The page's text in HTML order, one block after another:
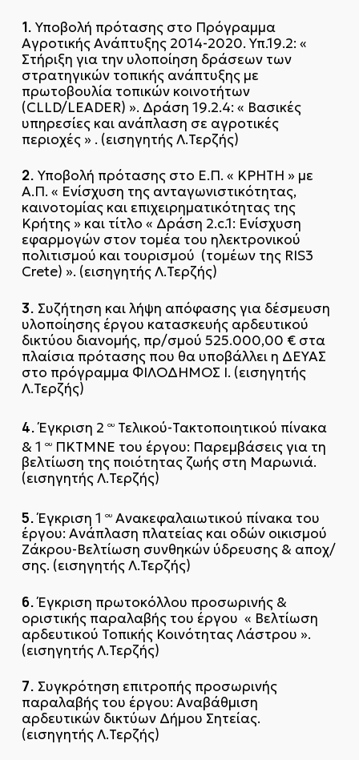
1. Υποβολή πρότασης στο Πρόγραμμα
Αγροτικής Ανάπτυξης 2014-2020. Υπ.19.2: «
Στήριξη για την υλοποίηση δράσεων των
στρατηγικών τοπικής ανάπτυξης με
πρωτοβουλία τοπικών κοινοτήτων
(CLLD/LEADER) ». Δράση 19.2.4: « Βασικές
υπηρεσίες και ανάπλαση σε αγροτικές
περιοχές » . (εισηγητής Λ.Τερζής)
2. Υποβολή πρότασης στο Ε.Π. « ΚΡΗΤΗ » με
Α.Π. « Ενίσχυση της ανταγωνιστικότητας,
καινοτομίας και επιχειρηματικότητας της
Κρήτης » και τίτλο « Δράση 2.c.1: Ενίσχυση
εφαρμογών στον τομέα του ηλεκτρονικού
πολιτισμού και τουρισμού (τομέων της RIS3
Crete) ». (εισηγητής Λ.Τερζής)
3. Συζήτηση και λήψη απόφασης για δέσμευση
υλοποίησης έργου κατασκευής αρδευτικού
δικτύου διανομής, πρ/σμού 525.000,00 € στα
πλαίσια πρότασης που θα υποβάλλει η ΔΕΥΑΣ
στο πρόγραμμα ΦΙΛΟΔΗΜΟΣ Ι. (εισηγητής
Λ.Τερζής)
4.Έγκριση 2 ουΤελικού-Τακτοποιητικού πίνακα
& 1 ουΠΚΤΜΝΕ του έργου: Παρεμβάσεις για τη
βελτίωση της ποιότητας ζωής στη Μαρωνιά.
(εισηγητής Λ.Τερζής)
5.Έγκριση 1 ουΑνακεφαλαιωτικού πίνακα του
έργου: Ανάπλαση πλατείας και οδών οικισμού
Ζάκρου-Βελτίωση συνθηκών ύδρευσης & αποχ/
σης. (εισηγητής Λ.Τερζής)
6.Έγκριση πρωτοκόλλου προσωρινής &
οριστικής παραλαβής του έργου « Βελτίωση
αρδευτικού Τοπικής Κοινότητας Λάστρου ».
(εισηγητής Λ.Τερζής)
7. Συγκρότηση επιτροπής προσωρινής
παραλαβής του έργου: Αναβάθμιση
αρδευτικών δικτύων Δήμου Σητείας.
(εισηγητής Λ.Τερζής)